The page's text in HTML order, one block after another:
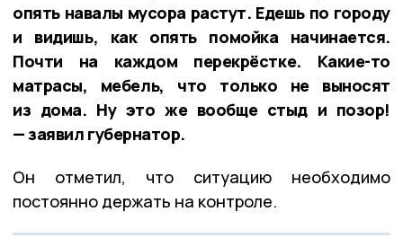
опять навалы мусора растут. Едешь по городу
и видишь, как опять помойка начинается.
Почти на каждом перекрёстке. Какие-то
матрасы, мебель, что только не выносят
из дома. Ну это же вообще стыд и позор!
— заявил губернатор.
Он отметил, что ситуацию необходимо
постоянно держать на контроле.